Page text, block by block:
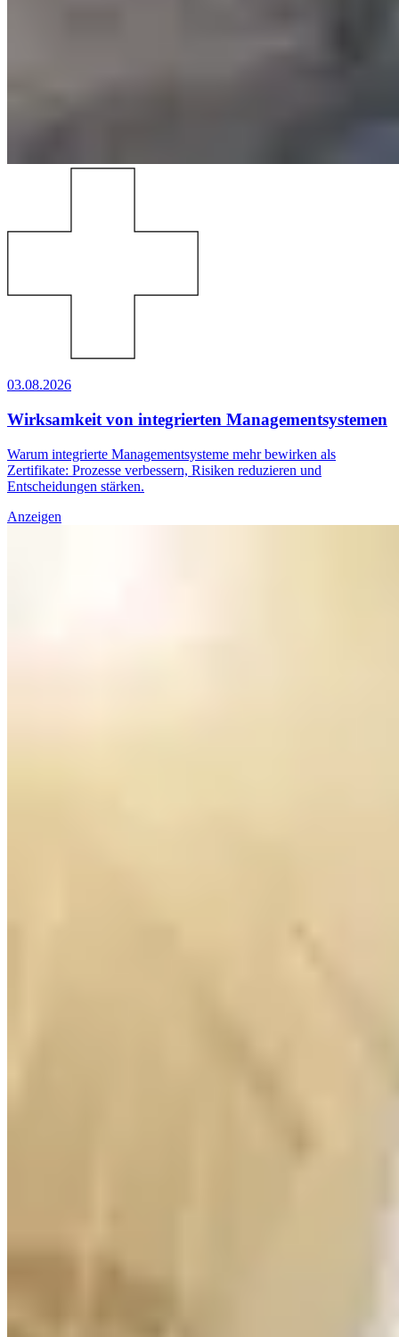
03.08.2026
Wirksamkeit von integrierten Managementsystemen
Warum integrierte Managementsysteme mehr bewirken als
Zertifikate: Prozesse verbessern, Risiken reduzieren und
Entscheidungen stärken.
Anzeigen